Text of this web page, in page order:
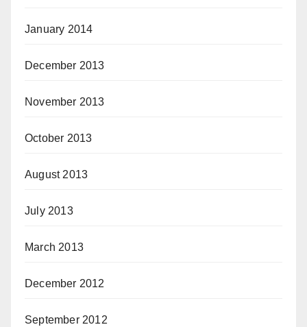
January 2014
December 2013
November 2013
October 2013
August 2013
July 2013
March 2013
December 2012
September 2012